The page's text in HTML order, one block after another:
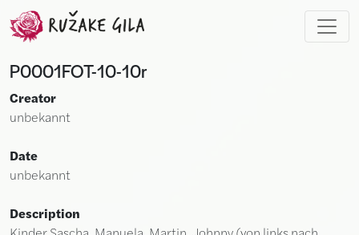
Skip to main content
P0001FOT-10-10r
Creator
unbekannt
Date
unbekannt
Description